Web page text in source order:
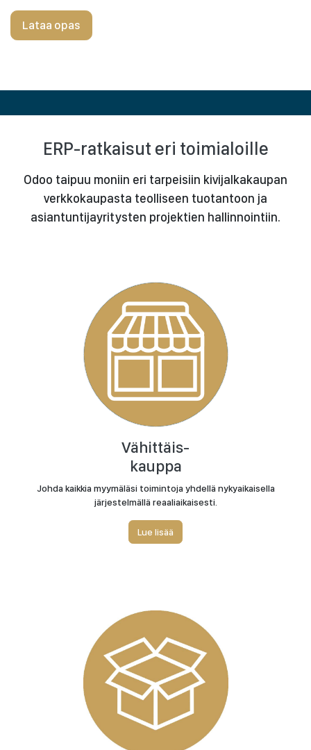
Lataa opas
ERP-ratkaisut eri toimialoille
Odoo taipuu moniin eri tarpeisiin kivijalkakaupan
verkkokaupasta teolliseen tuotantoon ja
asiantuntijayritysten projektien hallinnointiin.
Vähittäis-
kauppa
Johda kaikkia myymäläsi toimintoja yhdellä nykyaikaisella
järjestelmällä reaaliaikaisesti.
Lue lisää